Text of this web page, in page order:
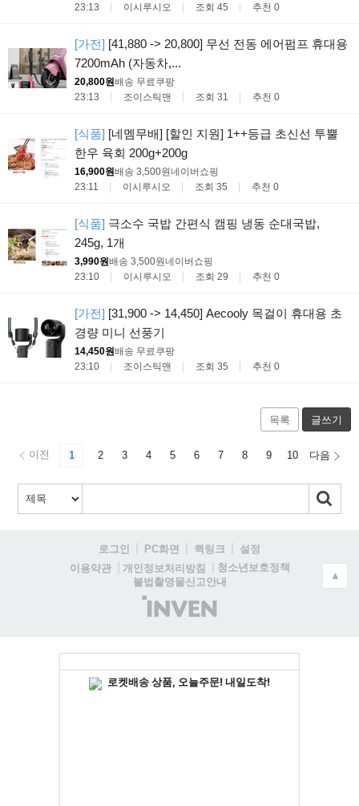
23:13
이시루시오 조회 45 추천 0
[가전] [41,880 -> 20,800] 무선 전동 에어펌프 휴대용
7200mAh (자동차,...
20,800원배송 무료 쿠팡
23:13
조이스틱맨 조회 31 추천 0
[식품] [네멤무배] [할인 지원] 1++등급 초신선 투뿔
한우 육회 200g+200g
16,900원배송 3,500원네이버쇼핑
23:11
이시루시오 조회 35 추천 0
[식품] 극소수 국밥 간편식 캠핑 냉동 순대국밥,
245g, 1개
3,990원배송 3,500원네이버쇼핑
23:10
이시루시오 조회 29 추천 0
[가전] [31,900 -> 14,450] Aecooly 목걸이 휴대용 초
경량 미니 선풍기
14,450원배송 무료 쿠팡
23:10
조이스틱맨 조회 35 추천 0
목록 글쓰기
이전 1 2 3 4 5 6 7 8 9 10 다음
로그인 PC화면 퀵링크
설정
이용약관
개인정보처리방침
청소년보호정책
불법촬영물신고안내
(주)
인
▲